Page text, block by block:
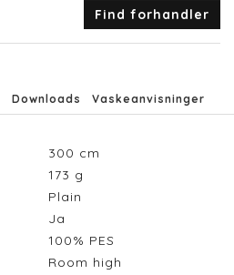
Find forhandler
Downloads Vaskeanvisninger
300 cm
173 g
Plain
Ja
100% PES
Room high